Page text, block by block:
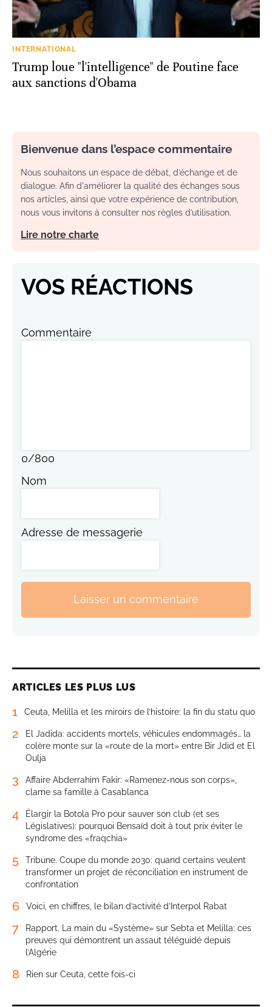
INTERNATIONAL
Trump loue "l'intelligence" de Poutine face
aux sanctions d'Obama
Bienvenue dans l’espace commentaire
Nous souhaitons un espace de débat, d’échange et de
dialogue. Afin d'améliorer la qualité des échanges sous
nos articles, ainsi que votre expérience de contribution,
nous vous invitons à consulter nos règles d’utilisation.
Lire notre charte
VOS RÉACTIONS
Commentaire
0/800
Nom
Adresse de messagerie
Laisser un commentaire
ARTICLES LES PLUS LUS
1 Ceuta, Melilla et les miroirs de l’histoire: la fin du statu quo
2
El Jadida: accidents mortels, véhicules endommagés… la
colère monte sur la «route de la mort» entre Bir Jdid et El
Oulja
3
Affaire Abderrahim Fakir: «Ramenez-nous son corps»,
clame sa famille à Casablanca
4
Élargir la Botola Pro pour sauver son club (et ses
Législatives): pourquoi Bensaïd doit à tout prix éviter le
syndrome des «fraqchia»
5
Tribune. Coupe du monde 2030: quand certains veulent
transformer un projet de réconciliation en instrument de
confrontation
6 Voici, en chiffres, le bilan d’activité d’Interpol Rabat
7
Rapport. La main du «Système» sur Sebta et Melilla: ces
preuves qui démontrent un assaut téléguidé depuis
l’Algérie
8 Rien sur Ceuta, cette fois-ci